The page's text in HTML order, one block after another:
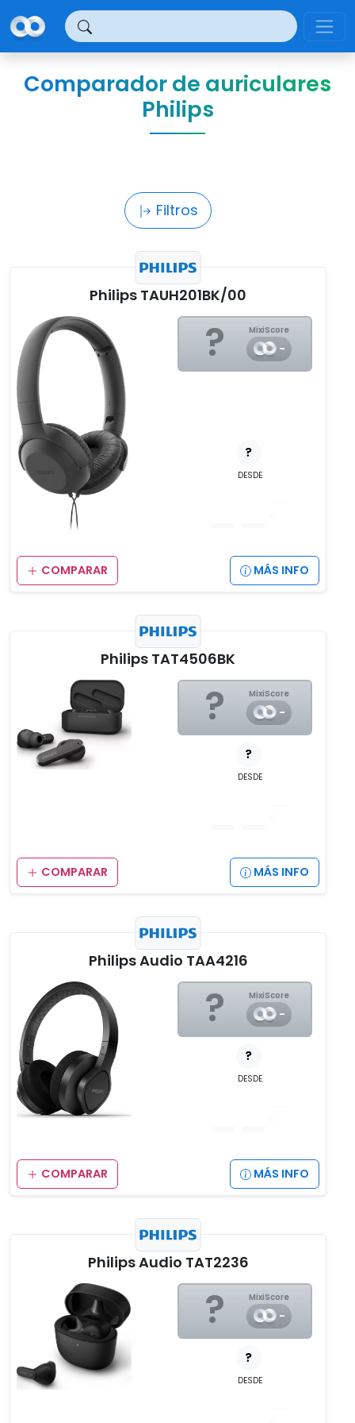
Comparador de auriculares
Philips
Filtros
Philips TAUH201BK/00
? MixiScore
-
?
DESDE
COMPARAR MÁS INFO
Philips TAT4506BK
? MixiScore
-
?
DESDE
COMPARAR MÁS INFO
Philips Audio TAA4216
? MixiScore
-
?
DESDE
COMPARAR MÁS INFO
Philips Audio TAT2236
? MixiScore
-
?
DESDE
Panel de gestión de cookies